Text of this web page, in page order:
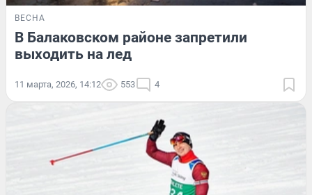
ВЕСНА
В Балаковском районе запретили
выходить на лед
11 марта, 2026, 14:12 553 4